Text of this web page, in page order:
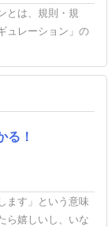
とは、規則・規
ュレーション」の
る！
ます」という意味
ら嬉しいし、いな